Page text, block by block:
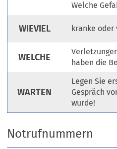
Welche
WIEVIEL kranke oder
WELCHE
haben die
WARTEN
Legen Sie
Gespräch
wurde!
Notrufnummern